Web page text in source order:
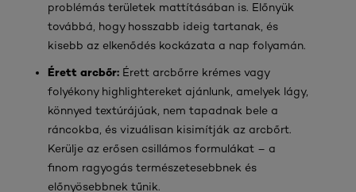
problémás területek mattításában is. Előnyük
továbbá, hogy hosszabb ideig tartanak, és
kisebb az elkenődés kockázata a nap folyamán.
Érett arcbőr: Érett arcbőrre krémes vagy
folyékony highlightereket ajánlunk, amelyek lágy,
könnyed textúrájúak, nem tapadnak bele a
ráncokba, és vizuálisan kisimítják az arcbőrt.
Kerülje az erősen csillámos formulákat – a
finom ragyogás természetesebbnek és
előnyösebbnek tűnik.